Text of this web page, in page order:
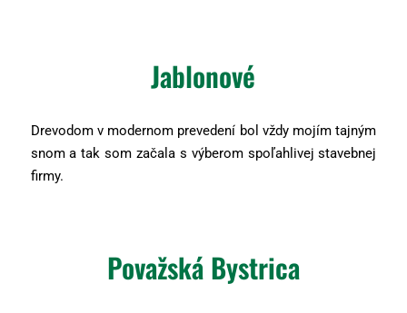
Jablonové
Drevodom v modernom prevedení bol vždy mojím tajným
snom a tak som začala s výberom spoľahlivej stavebnej
firmy.
Považská Bystrica